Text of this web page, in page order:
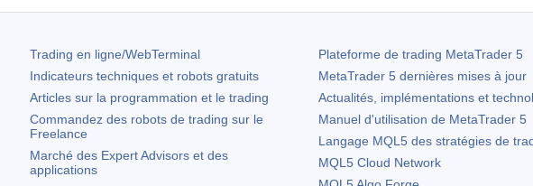
Trading en ligne/WebTerminal
Indicateurs techniques et robots gratuits
Articles sur la programmation et le trading
Commandez des robots de trading sur le
Freelance
Marché des Expert Advisors et des
applications
Plateforme de trading MetaTrader 5
MetaTrader 5dernières mises à jour
Actualités, implémentations et
Manuel d'utilisation de MetaTrader 5
Langage MQL5 des stratégies de
MQL5 Cloud Network